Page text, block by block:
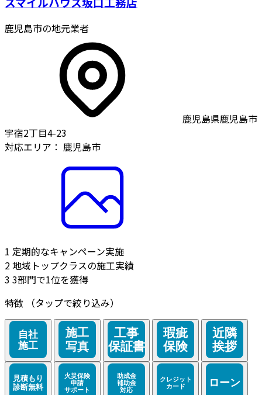
鹿児島市の地元業者
鹿児島県鹿児島市
宇宿2丁目4-23
対応エリア： 鹿児島市
1 定期的なキャンペーン実施
2地域トップクラスの施工実績
3 3部門で1位を獲得
特徴
（タップで絞り込み）